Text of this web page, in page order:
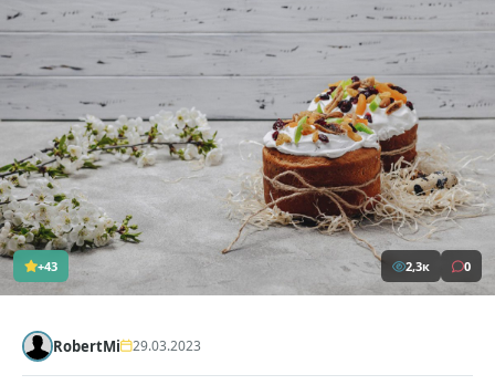
+43 2,3к 0
RobertMi 29.03.2023